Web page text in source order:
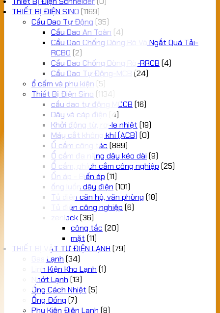
THIẾT BỊ ĐIỆN SINO (1169)
Cầu Dao Tự Động (35)
Cầu Dao An Toàn (4)
Cầu Dao Chống Dòng Rò Và Ngắt Quá Tải-
RCBO (2)
Cầu Dao Chống Dòng Rò-RRCB (4)
Cầu Dao Tự Động-MCB
(24)
ổ cấm và phụ kiện (5)
Thiết Bị Điện Sino (1134)
cầu dao tự động MCCB (16)
Dây và cáp điện
(4)
Khởi động từ, rơ-le nhiệt (19)
Máy cắt không khí (ACB) (0)
Ổ cắm công tắc (889)
Ổ cắm đa năng dây kéo dài (9)
Ổ cắm, phích cắm công nghiệp (25)
Ổn áp - Biến áp (11)
ống luồn dây điện (101)
Tủ điện căn hộ, văn phòng (18)
Tủ điện công nghiệp (6)
zenlock(36)
công tắc (20)
mặt (11)
THIẾT BỊ VẬT TƯ ĐIỆN LẠNH (79)
Gas Lạnh (34)
Linh Kiện Kho Lạnh (1)
Nhớt Lạnh (13)
Ống Cách Nhiệt (5)
Ống Đồng (7)
Phụ Kiện Điện Lạnh (8)